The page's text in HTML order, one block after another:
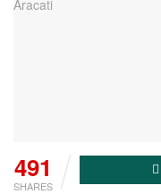
491
SHARES